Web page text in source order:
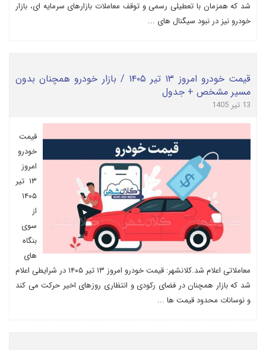
شد که همزمان با تعطیلی رسمی و توقف معاملات بازارهای سرمایه ای، بازار
خودرو نیز در نبود سیگنال های ...
قیمت خودرو امروز ۱۳ تیر ۱۴۰۵ / بازار خودرو همچنان بدون
مسیر مشخص + جدول
13 تیر 1405
قیمت
خودرو
امروز
۱۳ تیر
۱۴۰۵
از
سوی
بنگاه
های
معاملاتی اعلام شد.کلانشهر: قیمت خودرو امروز ۱۳ تیر ۱۴۰۵ در شرایطی اعلام
شد که بازار همچنان در فضای رکودی و انتظاری روزهای اخیر حرکت می کند
و نوسانات محدود قیمت ها ...